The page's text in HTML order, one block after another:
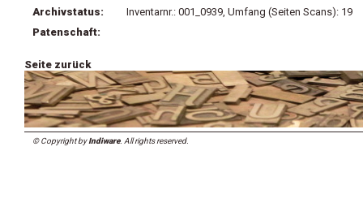
Archivstatus:
Inventarnr.: 001_0939, Umfang (Seiten Scans): 19
Patenschaft:
Seite zurück
© Copyright byIndiware. All rights reserved.